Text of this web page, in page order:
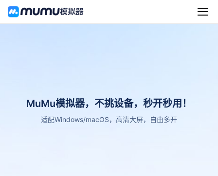
MuMu模拟器，不挑设备，秒开秒用！
适配Windows/macOS，高清大屏，自由多开